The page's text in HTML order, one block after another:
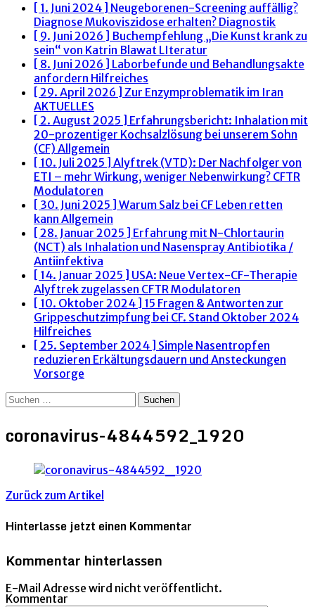
[ 1. Juni 2024 ] Neugeborenen-Screening auffällig?
Diagnose Mukoviszidose erhalten? Diagnostik
[ 9. Juni 2026 ] Buchempfehlung „Die Kunst krank zu
sein“ von Katrin Blawat LIteratur
[ 8. Juni 2026 ] Laborbefunde und Behandlungsakte
anfordern Hilfreiches
[ 29. April 2026 ] Zur Enzymproblematik im Iran
AKTUELLES
[ 2. August 2025 ] Erfahrungsbericht: Inhalation mit
20-prozentiger Kochsalzlösung bei unserem Sohn
(CF) Allgemein
[ 10. Juli 2025 ] Alyftrek (VTD): Der Nachfolger von
ETI – mehr Wirkung, weniger Nebenwirkung? CFTR
Modulatoren
[ 30. Juni 2025 ] Warum Salz bei CF Leben retten
kann Allgemein
[ 28. Januar 2025 ] Erfahrung mit N-Chlortaurin
(NCT) als Inhalation und NasensprayAntibiotika /
Antiinfektiva
[ 14. Januar 2025 ] USA: Neue Vertex-CF-Therapie
Alyftrek zugelassen CFTR Modulatoren
[ 10. Oktober 2024 ] 15 Fragen & Antworten zur
Grippeschutzimpfung bei CF. Stand Oktober 2024
Hilfreiches
[ 25. September 2024 ] Simple Nasentropfen
reduzieren Erkältungsdauern und Ansteckungen
Vorsorge
Suchen
coronavirus-4844592_1920
Zurück zum Artikel
Hinterlasse jetzt einen Kommentar
Kommentar hinterlassen
E-Mail Adresse wird nicht veröffentlicht.
Kommentar